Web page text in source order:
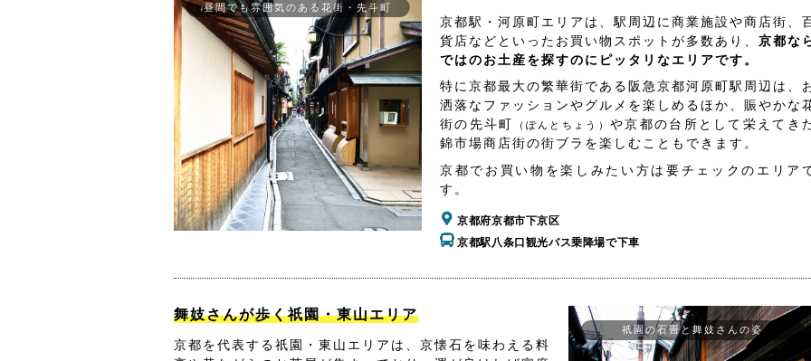
昼間でも雰囲気のある花街・先斗町
京都駅・河原町エリアは、駅周辺に商業施設や商店街、
貨店などといったお買い物スポットが多数あり、 京都な
ではのお土産を探すのにピッタリなエリアです。
特に京都最大の繁華街である阪急京都河原町駅周辺は、
洒落なファッションやグルメを楽しめるほか、賑やかな
街の先斗町
（ぽんとちょう）や京都の台所として栄えてき
錦市場商店街の街ブラを楽しむこともできます。
京都でお買い物を楽しみたい方は要チェックのエリア
す。
京都府京都市下京区
京都駅八条口観光バス乗降場で下車
舞妓さんが歩く祇園・東山エリア
京都を代表する祇園・東山エリアは、京懐石を味わえる料
祇園の石畳と舞妓さんの姿